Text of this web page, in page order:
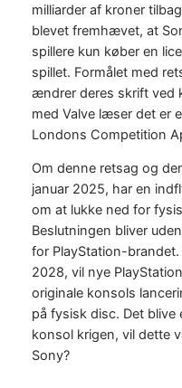
milliarder af kroner
blevet fremhævet, at
spillere kun køber en
spillet. Formålet med
ændrer deres skrift ved
med Valve læser det er
Londons Competition
Om denne retsag og
januar 2025, har en
om at lukke ned for
Beslutningen bliver
for PlayStation-
2028, vil nye
originale konsols
på fysisk disc. Det
konsol krigen, vil dette
Sony?